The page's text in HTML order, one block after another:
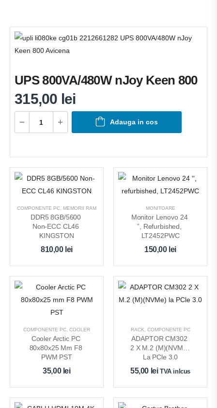
UPS 800VA/480W nJoy Keen 800
315,00 lei
Adauga in cos
COMPONENTE PC MEMORII RAM
DDR5 8GB/5600
Non-ECC CL46
KINGSTON
810,00 lei
MONITOARE
Monitor Lenovo 24
”, Refurbished,
LT2452PWC
150,00 lei
COMPONENTE PC COOLER
Cooler Arctic PC
80x80x25 Mm F8
PWM PST
35,00 lei
RACK COMPONENTE PC
ADAPTOR CM302
2 X M.2 (M)(NVMe)
La PCle 3.0
55,00 lei TVA inlcus